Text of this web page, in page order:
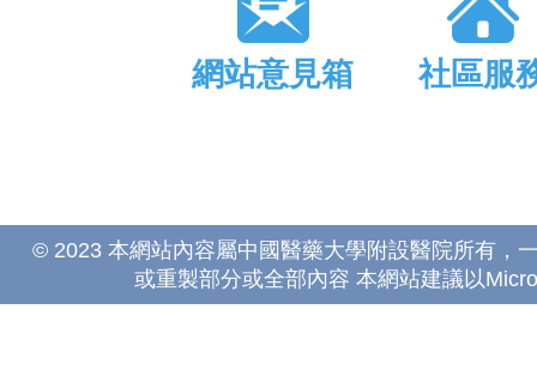
網站意見箱 社區服
© 2023 本網站內容屬中國醫藥大學附設醫院所有，
或重製部分或全部內容 本網站建議以